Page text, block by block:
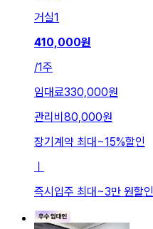
거실1
410,000원
/1주
임대료330,000원
관리비 80,000원
장기계약 최대~15%할인
ㅣ
즉시입주 최대~3만 원할인